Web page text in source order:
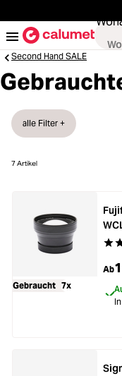
Kameras
Loading...
Loading... Stative &
Loading... Taschen
Second Hand SALE
7Artikel
alle Filter +
Gebraucht 7x
Ab